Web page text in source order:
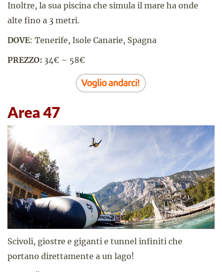
Inoltre, la sua piscina che simula il mare ha onde
alte fino a 3 metri.
DOVE: Tenerife, Isole Canarie, Spagna
PREZZO: 34€ – 58€
Area 47
Scivoli, giostre e giganti e tunnel infiniti che
portano direttamente a un lago!